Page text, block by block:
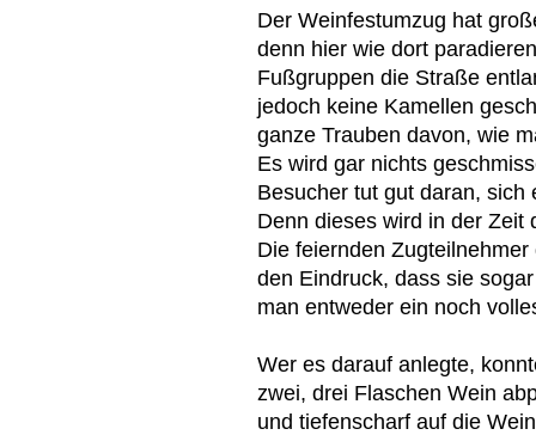
Der Weinfestumzug hat
denn hier wie dort
Fußgruppen die Straße
jedoch keine Kamellen
ganze Trauben davon, wie
Es wird gar nichts
Besucher tut gut daran,
Denn dieses wird in der Zeit
Die feiernden
den Eindruck, dass sie
man entweder ein noch
Wer es darauf anlegte,
zwei, drei Flaschen Wein
und tiefenscharf auf die